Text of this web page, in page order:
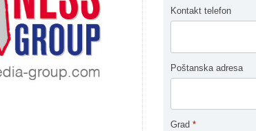
Kontakt telefon
Poštanska adresa
Grad *